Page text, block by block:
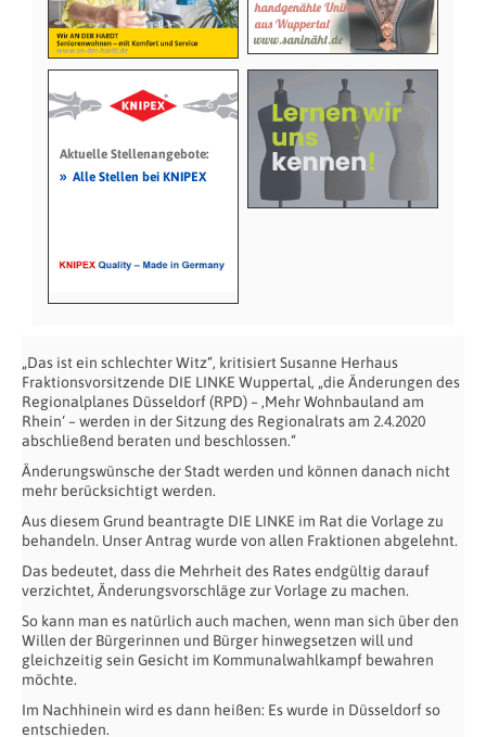
Aktuelle Stellenangebote:
» Alle Stellen bei KNIPEX
„Das ist ein schlechter Witz“, kritisiert Susanne Herhaus
Fraktionsvorsitzende DIE LINKE Wuppertal, „die Änderungen des
Regionalplanes Düsseldorf (RPD) – ‚Mehr Wohnbauland am
Rhein‘ – werden in der Sitzung des Regionalrats am 2.4.2020
abschließend beraten und beschlossen.“
Änderungswünsche der Stadt werden und können danach nicht
mehr berücksichtigt werden.
Aus diesem Grund beantragte DIE LINKE im Rat die Vorlage zu
behandeln. Unser Antrag wurde von allen Fraktionen abgelehnt.
Das bedeutet, dass die Mehrheit des Rates endgültig darauf
verzichtet, Änderungsvorschläge zur Vorlage zu machen.
So kann man es natürlich auch machen, wenn man sich über den
Willen der Bürgerinnen und Bürger hinwegsetzen will und
gleichzeitig sein Gesicht im Kommunalwahlkampf bewahren
möchte.
Im Nachhinein wird es dann heißen: Es wurde in Düsseldorf so
entschieden.